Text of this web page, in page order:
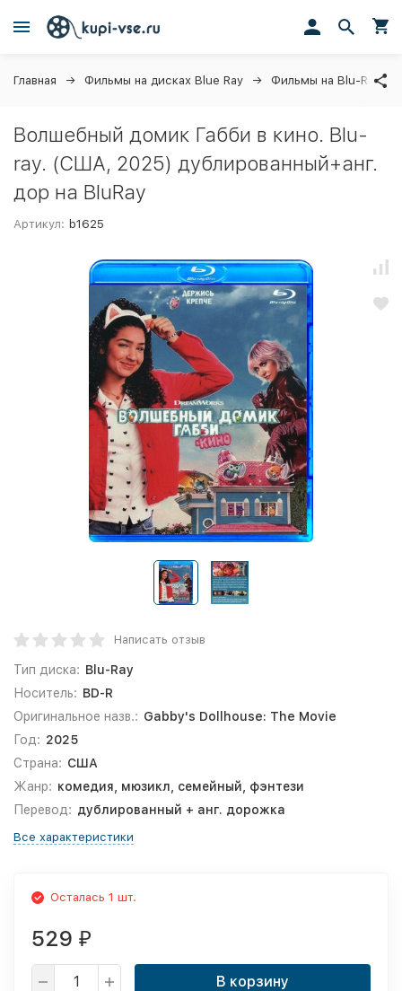
Главная Фильмы на дисках Blue Ray Фильмы на Blu-Ray
Волшебный домик Габби в кино. Blu-
ray. (США, 2025) дублированный+анг.
дор на BluRay
Артикул: b1625
Написать отзыв
Тип диска: Blu-Ray
Носитель: BD-R
Оригинальное назв.: Gabby's Dollhouse: The Movie
Год: 2025
Страна: США
Жанр: комедия, мюзикл, семейный, фэнтези
Перевод: дублированный + анг. дорожка
Все характеристики
Осталась 1 шт.
529 ₽
В корзину